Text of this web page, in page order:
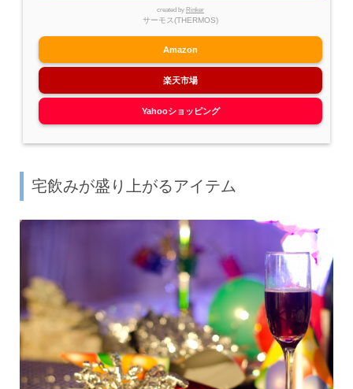
created by Rinker
サーモス(THERMOS)
Amazon
楽天市場
Yahooショッピング
宅飲みが盛り上がるアイテム